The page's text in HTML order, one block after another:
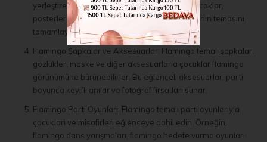
yerleştirebilirsiniz. Ayrıca, Flamingo temalı bayraklar,
posterler ve bannerlar gibi diğer süslerle partinin temasını
tamamlayabilirsiniz.
Flamingo Şapkalar ve Aksesuarlar: Flamingo temalı şapkalar,
gözlükler, maske ve diğer aksesuarlarla çocuklar flamingo
görünümüne bürünebilirler. Bu eğlenceli aksesuarlar, parti
boyunca keyifli anılar ve fotoğraf fırsatları sunar.
Flamingo Parti Oyunları: Flamingo temalı parti oyunlarıyla
çocukları ve misafirleri eğlenceye dahil edin. Örneğin,
flamingo dans yarışmaları, flamingo hedefe vurma oyunları